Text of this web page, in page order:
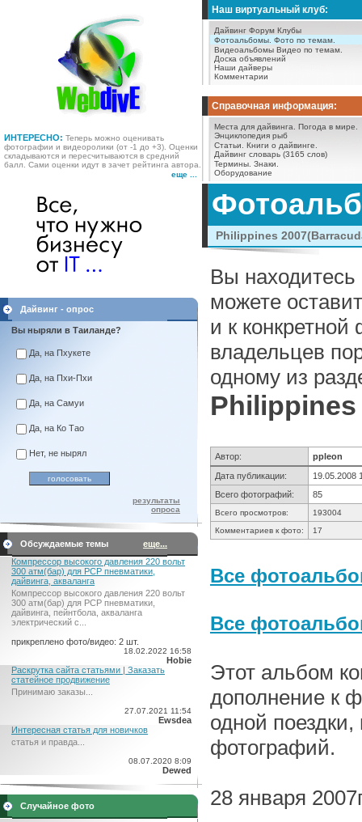
ИНТЕРЕСНО: Теперь можно оценивать
фотографии и видеоролики (от -1 до +3). Оценки
складываются и пересчитываются в средний
балл. Сами оценки идут в зачет рейтинга автора.
еще ...
Наш виртуальный клуб:
Дайвинг Форум Клубы
Фотоальбомы. Фото по темам.
Видеоальбомы Видео по темам.
Доска объявлений
Наши дайверы
Комментарии
Справочная информация:
Места для дайвинга.
Погода в мире.
Энциклопедия рыб
Статьи.
Книги о дайвинге.
Дайвинг словарь (3165 слов)
Термины. Знаки.
Оборудование
Дайвинг - опрос
Вы ныряли в Таиланде?
Да, на Пхукете
Да, на Пхи-Пхи
Да, на Самуи
Да, на Ко Тао
Нет, не нырял
результаты
опроса
Обсуждаемые темы
еще...
Компрессор высокого давления 220 вольт
300 атм(бар) для PCP пневматики,
дайвинга, акваланга
Компрессор высокого давления 220 вольт
300 атм(бар) для PCP пневматики,
дайвинга, пейнтбола, акваланга
электрический c...
прикреплено фото/видео: 2 шт.
18.02.2022 16:58
Hobie
Раскрутка сайта статьями | Заказать
статейное продвижение
Принимаю заказы...
27.07.2021 11:54
Ewsdea
Интересная статья для новичков
статья и правда...
08.07.2020 8:09
Dewed
Случайное фото
Philippines
Вы
можете
и к
владельцев
одному из
Philippines
Автор:
ppleon
Дата публикации:
19.05.2008
Всего фотографий:
85
Всего просмотров:
193004
Комментариев к фото:
17
Все
Все
Этот альбом
дополнение к
одной
фотографий.
28 января